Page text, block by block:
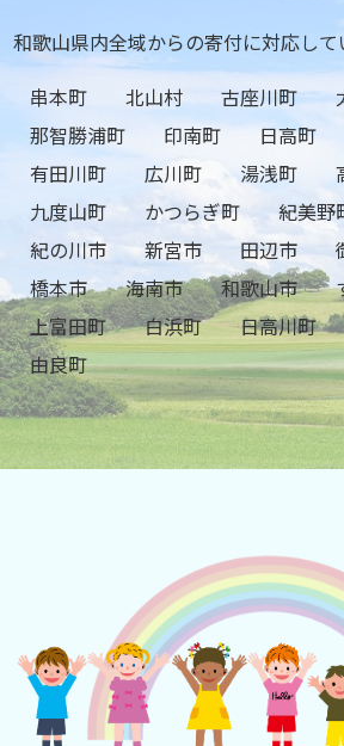
和歌山県内全域からの寄付に対応して
串本町
北山村 古座川町
那智勝浦町
印南町 日高町
有田川町
広川町 湯浅町
九度山町
かつらぎ町 紀美野
紀の川市
新宮市 田辺市
橋本市
海南市 和歌山市
上富田町
白浜町 日高川町
由良町